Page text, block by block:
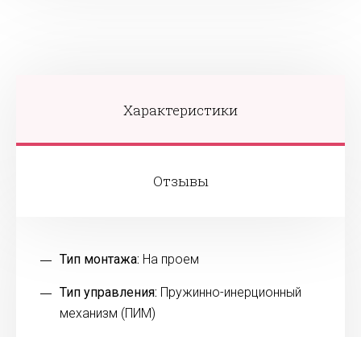
Характеристики
Отзывы
Тип монтажа: На проем
Тип управления: Пружинно-инерционный
механизм (ПИМ)